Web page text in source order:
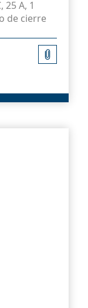
25 A, 1
de cierre